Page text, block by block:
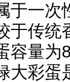
于一次
于传统
容量为
大彩